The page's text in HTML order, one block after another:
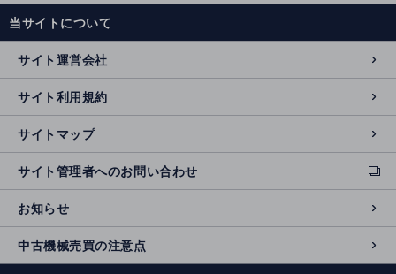
e
n
al
si
t
e
当サイトについて
サイト運営会社
サイト利用規約
サイトマップ
サイト管理者へのお問い合わせ
ext
e
r
n
al
si
お知らせ
中古機械売買の注意点